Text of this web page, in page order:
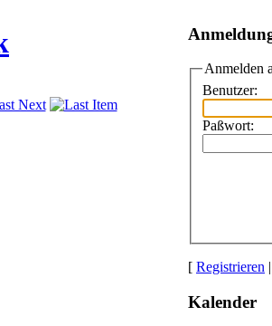
Anmelden
Benutzer:
Paßwort:
[ Registrieren |
Kalender